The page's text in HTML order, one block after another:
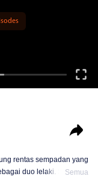
rentas sempadan yang
duo lelaki. Selama
Semua